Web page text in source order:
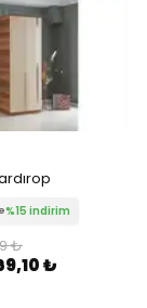
%15 indirim
₺
₺